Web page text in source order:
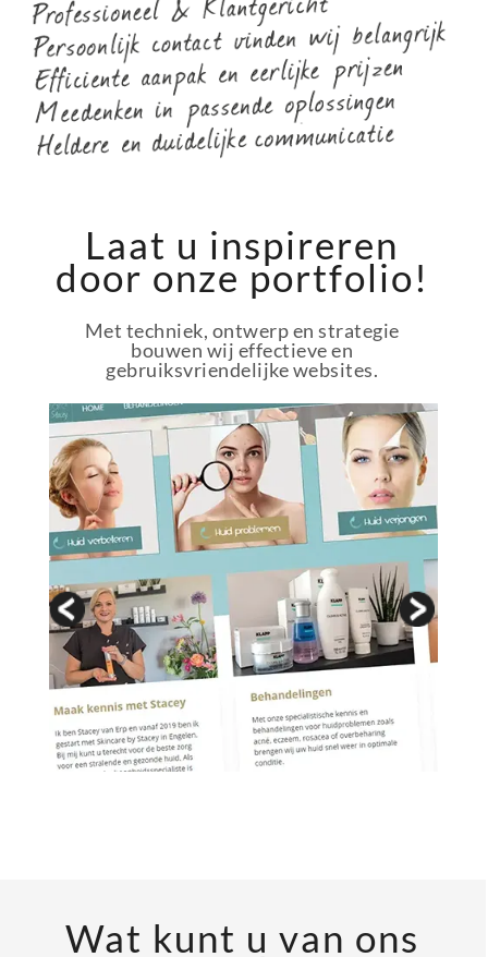
Laat u inspireren
door onze portfolio!
Met techniek, ontwerp en strategie
bouwen wij effectieve en
gebruiksvriendelijke websites.
Wat kunt u van ons